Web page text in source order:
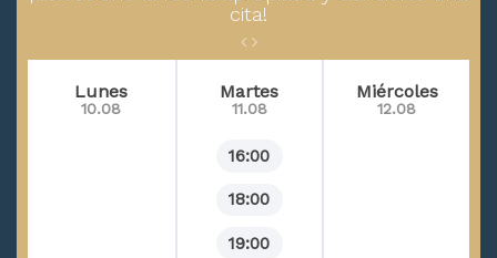
cita!
Lunes
10.08
Martes
11.08
16:00
18:00
19:00
Miércoles
12.08